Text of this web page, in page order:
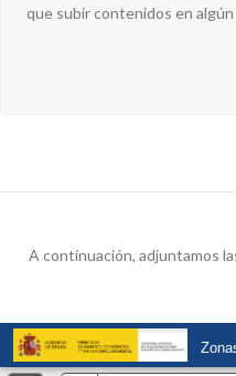
que subir contenidos en
A continuación, adjuntamos